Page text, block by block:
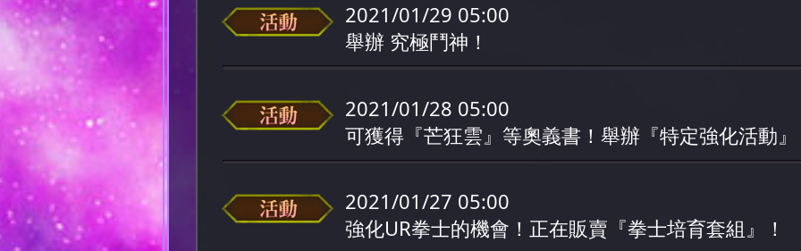
2021/01/29 05:00
舉辦 究極鬥神！
2021/01/28 05:00
可獲得『芒狂雲』等奧義書！舉辦『特定強化活動
2021/01/27 05:00
強化UR拳士的機會！正在販賣『拳士培育套組』！